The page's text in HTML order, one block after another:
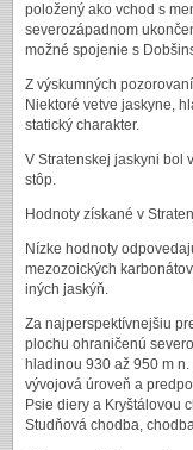
položený ako vchod s
severozápadnom
možné spojenie s
Z výskumných
Niektoré vetve jaskyne,
statický charakter.
V Stratenskej jaskyni bol
stôp.
Hodnoty získané v
Nízke hodnoty
mezozoických
iných jaskýň.
Za najperspektívnejšiu
plochu ohraničenú
hladinou 930 až 950 m
vývojová úroveň a
Psie diery a Kryštálovou
Studňová chodba,